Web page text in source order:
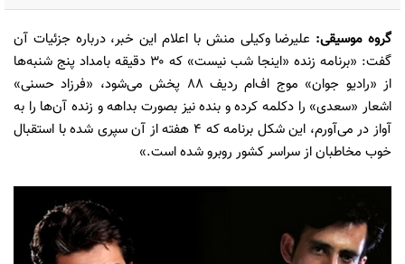
گروه موسیقی: علیرضا وکیلی منش با اعلام این خبر، درباره جزئیات آن
گفت: «برنامه زنده «اینجا شب نیست» که ۳۰ دقیقه بامداد پنج شنبه‌ها
از «رادیو جوان» موج اف‌ام ردیف ۸۸ پخش می‌شود، «فرزاد حسنی»
اشعار «سعدی» را دکلمه کرده و بنده نیز بصورت بداهه و زنده آن‌ها را به
آواز در می‌آورم، این شکل برنامه که ۴ هفته از آن سپری شده با استقبال
خوب مخاطبان از سراسر کشور روبرو شده است.»